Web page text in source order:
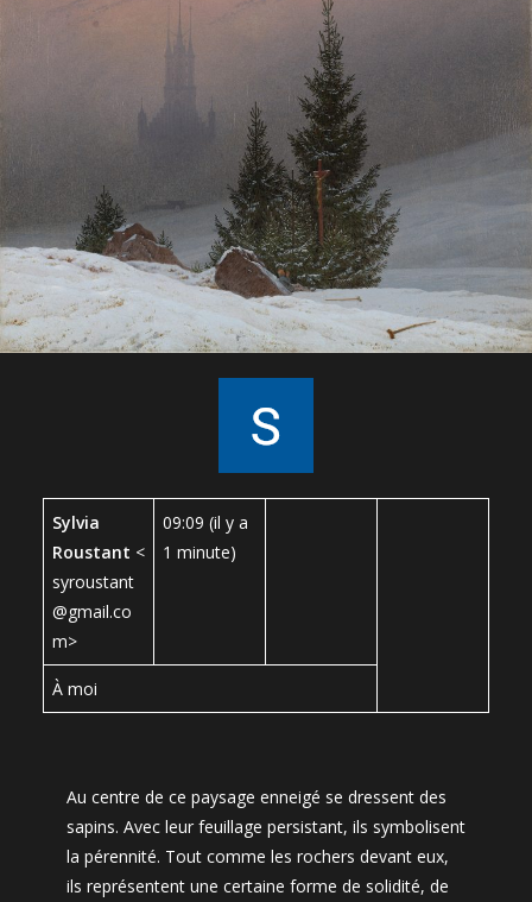
Sylvia
Roustant <
syroustant
@gmail.co
m>
09:09 (il y a
1 minute)
À moi
Au centre de ce paysage enneigé se dressent des
sapins. Avec leur feuillage persistant, ils symbolisent
la pérennité. Tout comme les rochers devant eux,
ils représentent une certaine forme de solidité, de